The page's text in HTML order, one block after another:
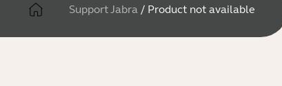
Support Jabra / Product not available